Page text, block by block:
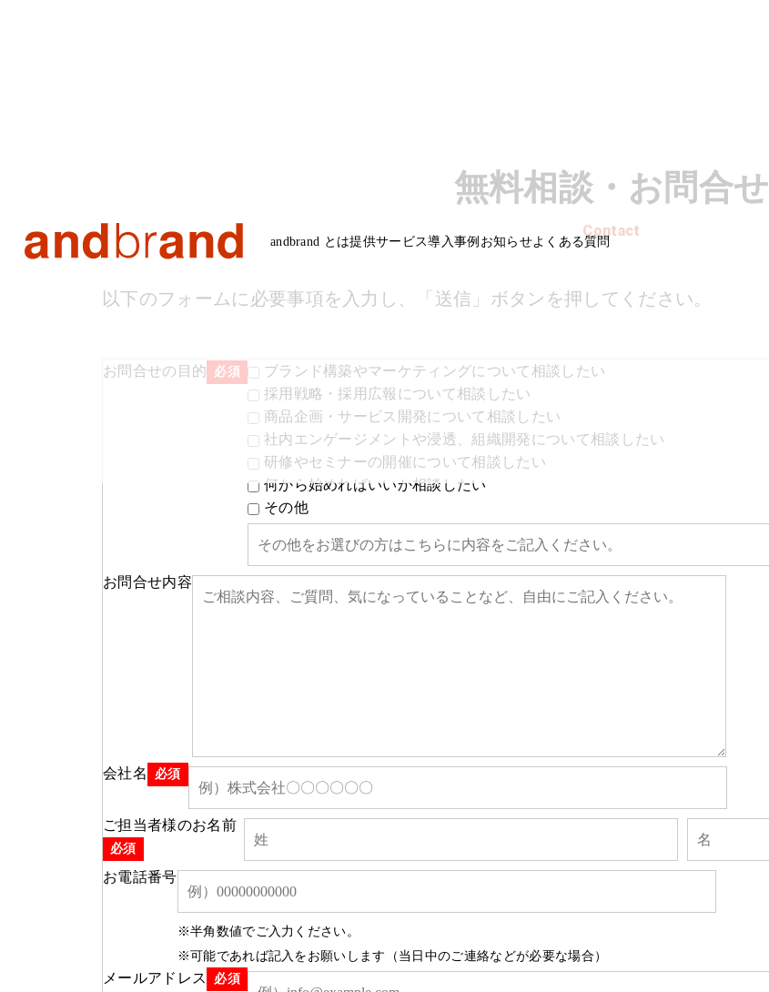
andbrand とは提供サービス導入事例 お知らせよくある質問
無料相談・お問合せ
Contact
以下のフォームに必要事項を入力し、「送信」ボタンを押してください。
お問合せの目的 必須
ブランド構築やマーケティングについて相談したい
採用戦略・採用広報について相談したい
商品企画・サービス開発について相談したい
社内エンゲージメントや浸透、組織開発について相談したい
研修やセミナーの開催について相談したい
何から始めればいいか相談したい
その他
お問合せ内容
会社名 必須
ご担当者様のお名前
必須
お電話番号
※半角数値でご入力ください。
※可能であれば記入をお願いします（当日中のご連絡などが必要な場合）
メールアドレス 必須